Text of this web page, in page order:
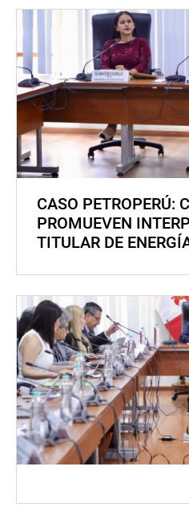
CASO PETROPERÚ:
PROMUEVEN
TITULAR DE